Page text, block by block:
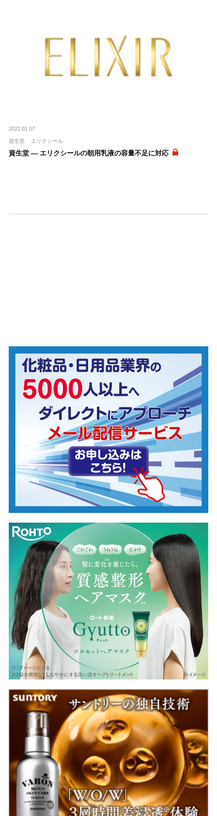
2022.01.07
資生堂 エリクシール
資生堂 ― エリクシールの朝用乳液の容量不足に対応